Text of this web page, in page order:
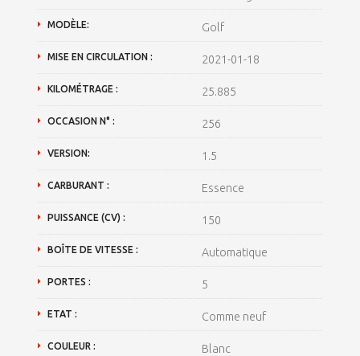
MODÈLE: Golf
MISE EN CIRCULATION : 2021-01-18
KILOMÉTRAGE : 25.885
OCCASION N° : 256
VERSION: 1.5
CARBURANT : Essence
PUISSANCE (CV) : 150
BOÎTE DE VITESSE : Automatique
PORTES : 5
ETAT : Comme neuf
COULEUR : Blanc